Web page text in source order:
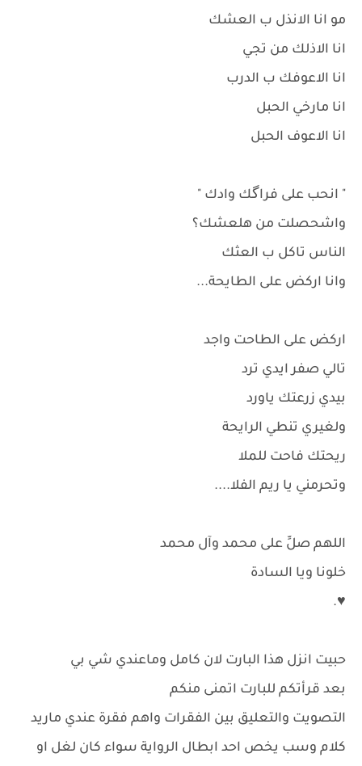
مو انا الانذل ب العشك
انا الاذلك من تجي
انا الاعوفك ب الدرب
انا مارخي الحبل
انا الاعوف الحبل
" انحب على فراگك وادك "
واشحصلت من هلعشك؟
الناس تاكل ب العثك
وانا اركض على الطايحة...
اركض على الطاحت واجد
تالي صفر ايدي ترد
بيدي زرعتك ياورد
ولغيري تنطي الرايحة
ريحتك فاحت للملا
وتحرمني يا ريم الفلا....
اللهم صلِّ على محمد وآل محمد
خلونا ويا السادة
♥.
حبيت انزل هذا البارت لان كامل وماعندي شي بي
بعد قرأتكم للبارت اتمنى منكم
التصويت والتعليق بين الفقرات واهم فقرة عندي ماريد
كلام وسب يخص احد ابطال الرواية سواء كان لغل او